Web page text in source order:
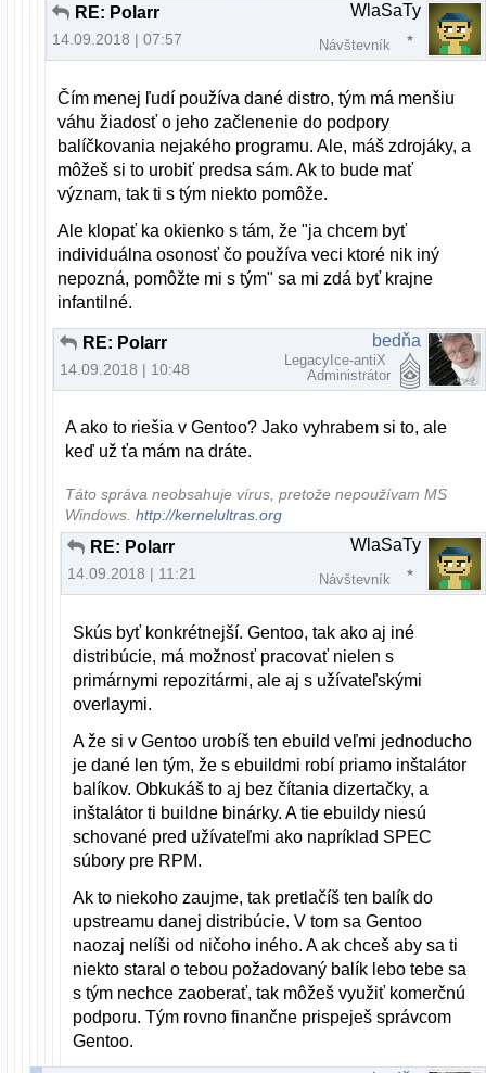
RE: Polarr
14.09.2018 | 07:57
WlaSaTy
Návštevník
Čím menej ľudí používa dané distro, tým má menšiu
váhu žiadosť o jeho začlenenie do podpory
balíčkovania nejakého programu. Ale, máš zdrojáky, a
môžeš si to urobiť predsa sám. Ak to bude mať
význam, tak ti s tým niekto pomôže.
Ale klopať ka okienko s tám, že "ja chcem byť
individuálna osonosť čo používa veci ktoré nik iný
nepozná, pomôžte mi s tým" sa mi zdá byť krajne
infantilné.
RE: Polarr
14.09.2018 | 10:48
bedňa
LegacyIce-antiX
Administrátor
A ako to riešia v Gentoo? Jako vyhrabem si to, ale
keď už ťa mám na dráte.
Táto správa neobsahuje vírus, pretože nepoužívam MS
Windows.http://kernelultras.org
RE: Polarr
14.09.2018 | 11:21
WlaSaTy
Návštevník
Skús byť konkrétnejší. Gentoo, tak ako aj iné
distribúcie, má možnosť pracovať nielen s
primárnymi repozitármi, ale aj s užívateľskými
overlaymi.
A že si v Gentoo urobíš ten ebuild veľmi jednoducho
je dané len tým, že s ebuildmi robí priamo inštalátor
balíkov. Obkukáš to aj bez čítania dizertačky, a
inštalátor ti buildne binárky. A tie ebuildy niesú
schované pred užívateľmi ako napríklad SPEC
súbory pre RPM.
Ak to niekoho zaujme, tak pretlačíš ten balík do
upstreamu danej distribúcie. V tom sa Gentoo
naozaj nelíši od ničoho iného. A ak chceš aby sa ti
niekto staral o tebou požadovaný balík lebo tebe sa
s tým nechce zaoberať, tak môžeš využiť komerčnú
podporu. Tým rovno finančne prispeješ správcom
Gentoo.